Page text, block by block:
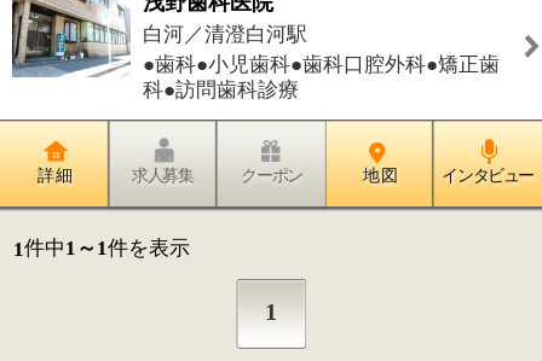
1
このページの先頭へ
江戸川区時間 墨田区時間 葛飾区時間
表示：PC|モバイル